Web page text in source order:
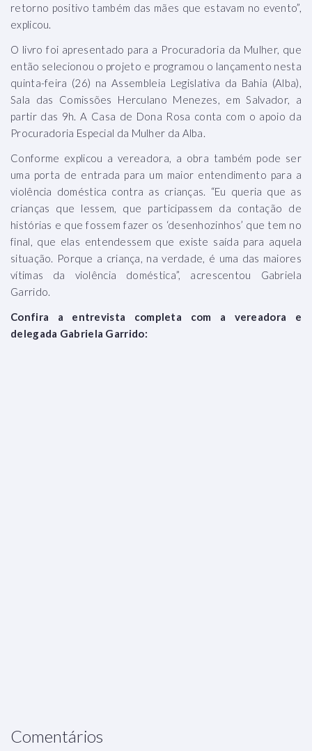
retorno positivo também das mães que estavam no evento”,
explicou.
O livro foi apresentado para a Procuradoria da Mulher, que
então selecionou o projeto e programou o lançamento nesta
quinta-feira (26) na Assembleia Legislativa da Bahia (Alba),
Sala das Comissões Herculano Menezes, em Salvador, a
partir das 9h. A Casa de Dona Rosa conta com o apoio da
Procuradoria Especial da Mulher da Alba.
Conforme explicou a vereadora, a obra também pode ser
uma porta de entrada para um maior entendimento para a
violência doméstica contra as crianças. “Eu queria que as
crianças que lessem, que participassem da contação de
histórias e que fossem fazer os ‘desenhozinhos’ que tem no
final, que elas entendessem que existe saída para aquela
situação. Porque a criança, na verdade, é uma das maiores
vítimas da violência doméstica”, acrescentou Gabriela
Garrido.
Confira a entrevista completa com a vereadora e
delegada Gabriela Garrido:
Comentários